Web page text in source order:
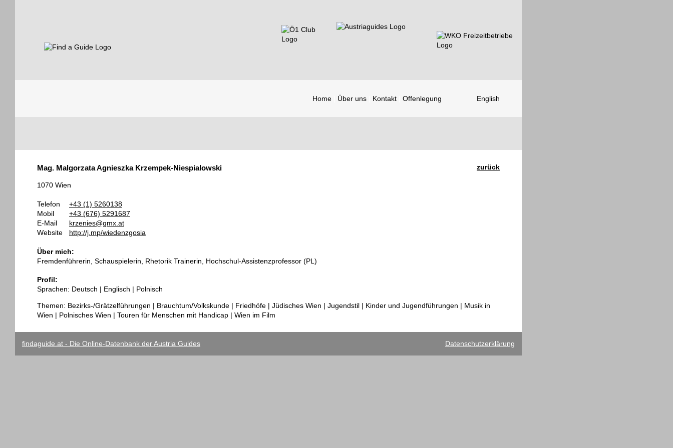
Home Über uns Kontakt Offenlegung English
Guides
zurück
Mag. Malgorzata Agnieszka Krzempek-Niespialowski
1070 Wien
Telefon
+43 (1) 5260138
Mobil
+43 (676) 5291687
E-Mail
krzenies@gmx.at
Website
http://j.mp/wiedenzgosia
Über mich:
Fremdenführerin, Schauspielerin, Rhetorik Trainerin, Hochschul-Assistenzprofessor (PL)
Profil:
Sprachen: Deutsch | Englisch | Polnisch
Themen: Bezirks-/Grätzelführungen | Brauchtum/Volkskunde | Friedhöfe | Jüdisches Wien | Jugendstil | Kinder und Jugendführungen | Musik in
Wien | Polnisches Wien | Touren für Menschen mit Handicap | Wien im Film
findaguide.at - Die Online-Datenbank der Austria Guides Datenschutzerklärung